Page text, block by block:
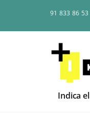
contenido
91 833 86 53
Indica